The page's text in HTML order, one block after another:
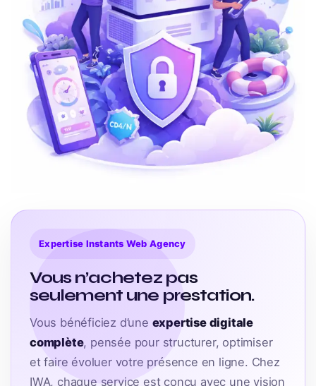
Expertise Instants Web Agency
Vous n’achetez pas
seulement une prestation.
Vous bénéficiez d’une expertise digitale
complète, pensée pour structurer, optimiser
et faire évoluer votre présence en ligne. Chez
IWA, chaque service est conçu avec une vision